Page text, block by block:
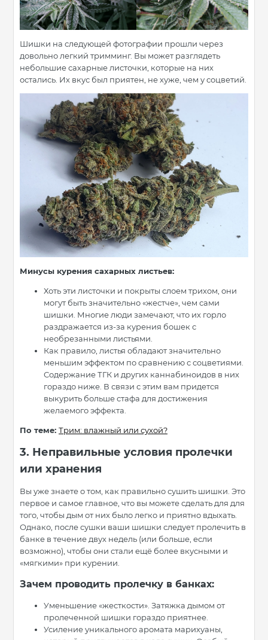
Шишки на следующей фотографии прошли через
довольно легкий тримминг. Вы может разглядеть
небольшие сахарные листочки, которые на них
остались. Их вкус был приятен, не хуже, чем у соцветий.
Минусы курения сахарных листьев:
Хоть эти листочки и покрыты слоем трихом, они
могут быть значительно «жестче», чем сами
шишки. Многие люди замечают, что их горло
раздражается из-за курения бошек с
необрезанными листьями.
Как правило, листья обладают значительно
меньшим эффектом по сравнению с соцветиями.
Содержание ТГК и других каннабиноидов в них
гораздо ниже. В связи с этим вам придется
выкурить больше стафа для достижения
желаемого эффекта.
По теме: Трим: влажный или сухой?
3. Неправильные условия пролечки
или хранения
Вы уже знаете о том, как правильно сушить шишки. Это
первое и самое главное, что вы можете сделать для для
того, чтобы дым от них было легко и приятно вдыхать.
Однако, после сушки ваши шишки следует пролечить в
банке в течение двух недель (или больше, если
возможно), чтобы они стали ещё более вкусными и
«мягкими» при курении.
Зачем проводить пролечку в банках:
Уменьшение «жесткости». Затяжка дымом от
пролеченной шишки гораздо приятнее.
Усиление уникального аромата марихуаны,